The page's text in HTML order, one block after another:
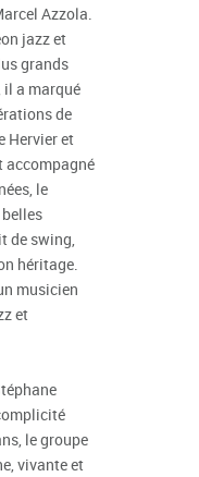
Azzola.
jazz et
grands
il a marqué
de
Hervier et
accompagné
le
de swing,
héritage.
musicien
et
le groupe
vivante et